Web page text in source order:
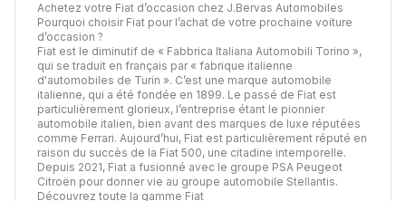
Achetez votre Fiat d’occasion chez J.Bervas Automobiles
Pourquoi choisir Fiat pour l’achat de votre prochaine voiture
d’occasion ?
Fiat est le diminutif de « Fabbrica Italiana Automobili Torino »,
qui se traduit en français par « fabrique italienne
d'automobiles de Turin ». C’est une marque automobile
italienne, qui a été fondée en 1899. Le passé de Fiat est
particulièrement glorieux, l’entreprise étant le pionnier
automobile italien, bien avant des marques de luxe réputées
comme Ferrari. Aujourd’hui, Fiat est particulièrement réputé en
raison du succès de la Fiat 500, une citadine intemporelle.
Depuis 2021, Fiat a fusionné avec le groupe PSA Peugeot
Citroën pour donner vie au groupe automobile Stellantis.
Découvrez toute la gamme Fiat